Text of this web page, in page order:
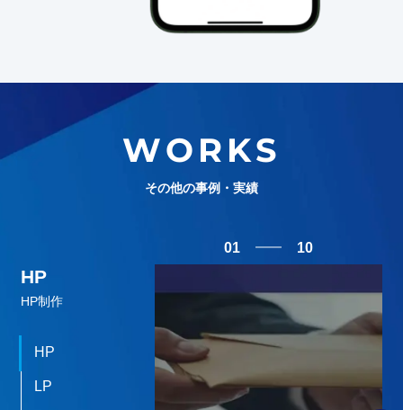
WORKS
その他の事例・実績
HP
HP制作
HP
LP
01 10